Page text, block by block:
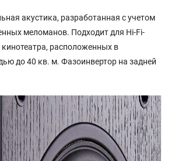
акустика, разработанная с учетом
меломанов. Подходит для Hi-Fi-
расположенных в
до 40 кв. м. Фазоинвертор на задней